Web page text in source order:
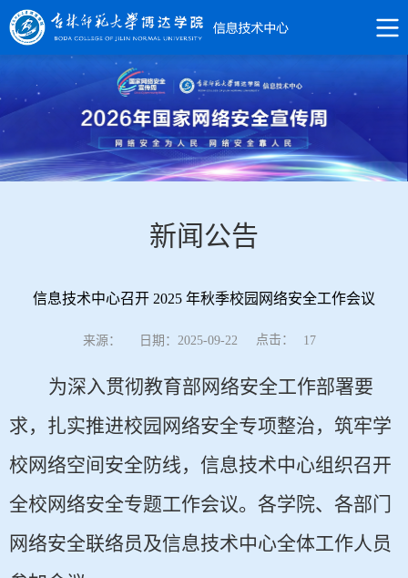
新闻公告
信息技术中心召开 2025 年秋季校园网络安全工作会议
来源： 日期：2025-09-22 点击： 17
为深入贯彻教育部网络安全工作部署要
求，扎实推进校园网络安全专项整治，筑牢学
校网络空间安全防线，信息技术中心组织召开
全校网络安全专题工作会议。各学院、各部门
网络安全联络员及信息技术中心全体工作人员